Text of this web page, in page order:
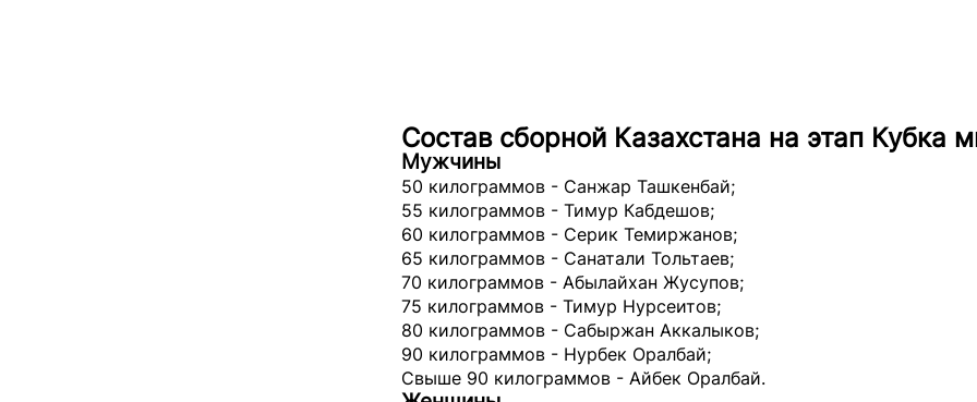
Состав сборной Казахстана на этап Кубка
Мужчины
50 килограммов - Санжар Ташкенбай;
55 килограммов - Тимур Кабдешов;
60 килограммов - Серик Темиржанов;
65 килограммов - Санатали Тольтаев;
70 килограммов - Абылайхан Жусупов;
75 килограммов - Тимур Нурсеитов;
80 килограммов - Сабыржан Аккалыков;
90 килограммов - Нурбек Оралбай;
Свыше 90 килограммов - Айбек Оралбай.